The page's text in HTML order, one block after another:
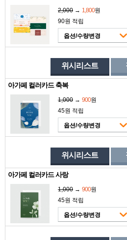
2,000 → 1,800원
90원 적립
옵션/수량변경
위시리스트
아가페 컬러카드 축복
1,000 → 900원
45원 적립
옵션/수량변경
위시리스트
아가페 컬러카드 사랑
1,000 → 900원
45원 적립
옵션/수량변경